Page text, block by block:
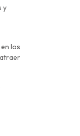
y
los